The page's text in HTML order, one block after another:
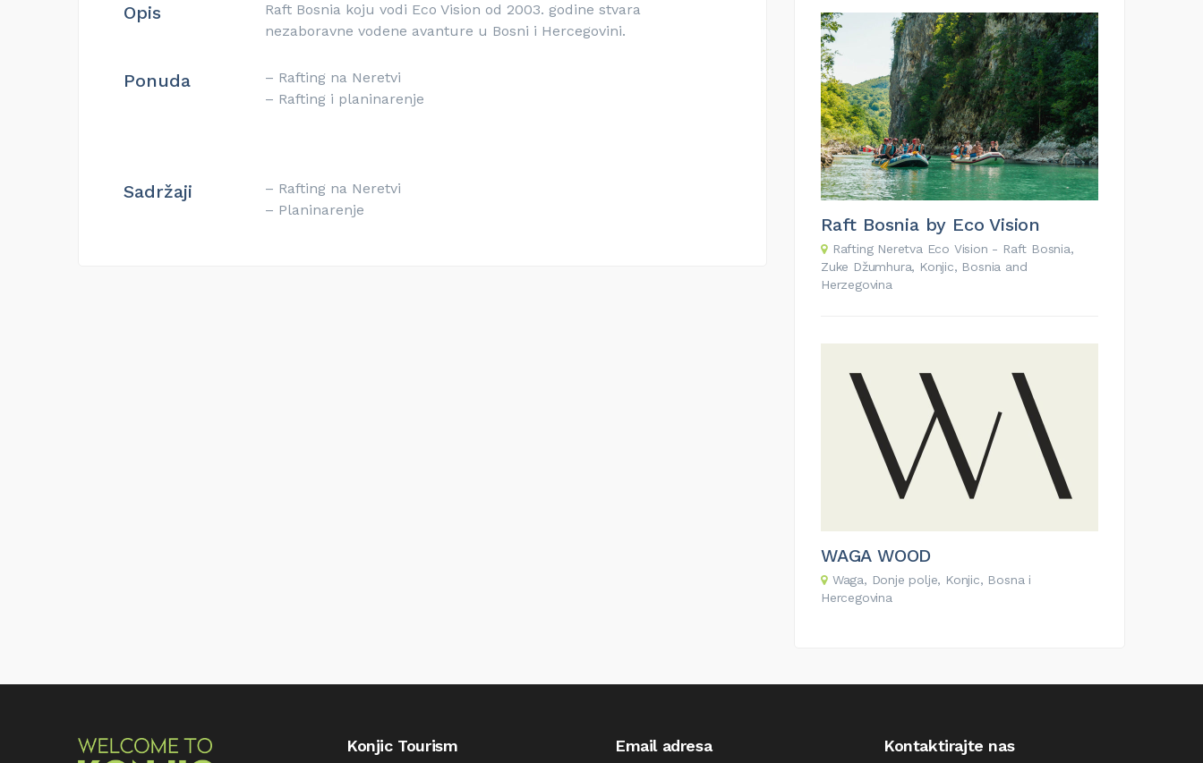
Opis
Raft Bosnia koju vodi Eco Vision od 2003. godine stvara
nezaboravne vodene avanture u Bosni i Hercegovini.
Ponuda
– Rafting na Neretvi
– Rafting i planinarenje
Sadržaji
– Rafting na Neretvi
– Planinarenje
Raft Bosnia by Eco Vision
Rafting Neretva Eco Vision - Raft Bosnia,
Zuke Džumhura, Konjic, Bosnia and
Herzegovina
WAGA WOOD
Waga, Donje polje, Konjic, Bosna i
Hercegovina
Konjic Tourism Email adresa Kontaktirajte nas